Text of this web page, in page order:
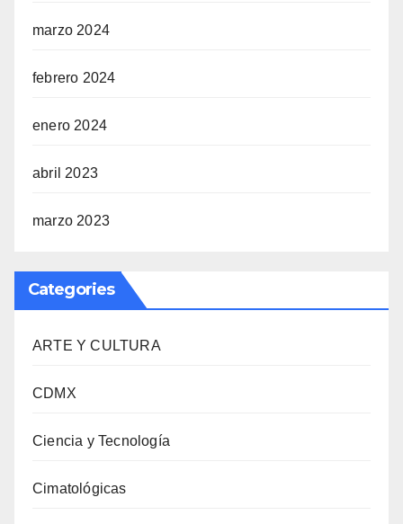
marzo 2024
febrero 2024
enero 2024
abril 2023
marzo 2023
Categories
ARTE Y CULTURA
CDMX
Ciencia y Tecnología
Cimatológicas